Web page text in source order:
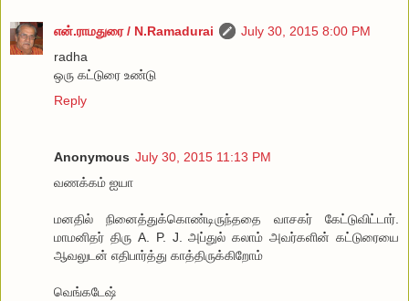
என்.ராமதுரை / N.Ramadurai
July 30, 2015 8:00 PM
radha
ஒரு கட்டுரை உண்டு
Reply
Anonymous July 30, 2015 11:13 PM
வணக்கம் ஐயா
மனதில் நினைத்துக்கொண்டிருந்ததை வாசகர் கேட்டுவிட்டார்.
மாமனிதர் திரு A. P. J. அப்துல் கலாம் அவர்களின் கட்டுரையை
ஆவலுடன் எதிபார்த்து காத்திருக்கிறோம்
வெங்கடேஷ்